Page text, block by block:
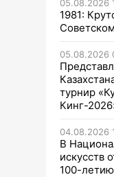
05.08.2026
1981:
05.08.2026
турнир
Кинг-
04.08.2026
В
искусств
100-